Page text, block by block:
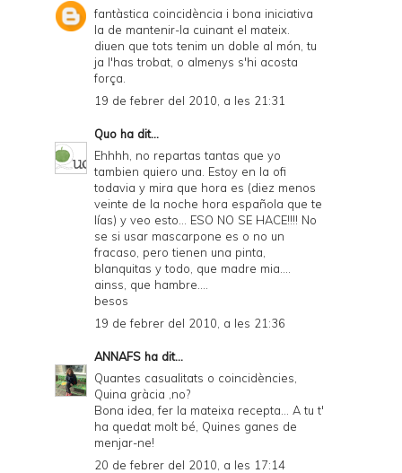
fantàstica coincidència i bona iniciativa
la de mantenir-la cuinant el mateix.
diuen que tots tenim un doble al món, tu
ja l'has trobat, o almenys s'hi acosta
força.
19 de febrer del 2010, a les 21:31
Quo ha dit...
Ehhhh, no repartas tantas que yo
tambien quiero una. Estoy en la ofi
todavia y mira que hora es (diez menos
veinte de la noche hora española que te
lías) y veo esto... ESO NO SE HACE!!!! No
se si usar mascarpone es o no un
fracaso, pero tienen una pinta,
blanquitas y todo, que madre mia....
ainss, que hambre....
besos
19 de febrer del 2010, a les 21:36
ANNAFS ha dit...
Quantes casualitats o coincidències,
Quina gràcia ,no?
Bona idea, fer la mateixa recepta... A tu t'
ha quedat molt bé, Quines ganes de
menjar-ne!
20 de febrer del 2010, a les 17:14